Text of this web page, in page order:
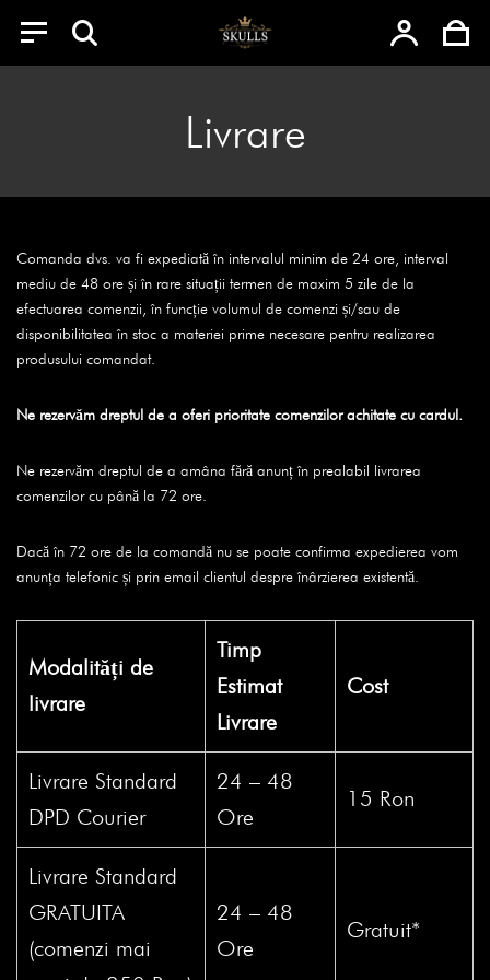
Menu
Livrare
Comanda dvs. va fi expediată în intervalul minim de 24 ore, interval
mediu de 48 ore și în rare situații termen de maxim 5 zile de la
efectuarea comenzii, în funcție volumul de comenzi și/sau de
disponibilitatea în stoc a materiei prime necesare pentru realizarea
produsului comandat.
Ne rezervăm dreptul de a oferi prioritate comenzilor achitate cu cardul.
Ne rezervăm dreptul de a amâna fără anunț în prealabil livrarea
comenzilor cu până la 72 ore.
Dacă în 72 ore de la comandă nu se poate confirma expedierea vom
anunța telefonic și prin email clientul despre înârzierea existentă.
Modalități de
livrare
Timp
Estimat
Livrare
Cost
Livrare Standard
DPD Courier
24 – 48
Ore
15 Ron
Livrare Standard
GRATUITA
(comenzi mai
24 – 48
Ore
Gratuit*